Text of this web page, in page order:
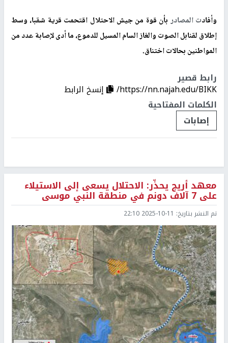
وأفادت المصادر بأن قوة من جيش الاحتلال اقتحمت قرية شقبا، وسط
إطلاق لقنابل الصوت والغاز السام المسيل للدموع، ما أدى لإصابة عدد من
المواطنين بحالات اختناق.
رابط قصير
https://nn.najah.edu/BIKK/
إنسخ الرابط
الكلمات المفتاحية
إصابات
معهد أريج يحذّر: الاحتلال يسعى إلى الاستيلاء
على 7 آلاف دونم في منطقة النبي موسى
تم النشر بتاريخ: 2025-10-11 22:10